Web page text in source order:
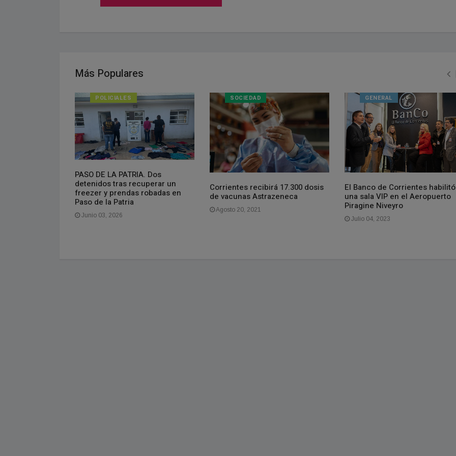
Más Populares
POLICIALES
PASO DE LA PATRIA. Dos
detenidos tras recuperar un
freezer y prendas robadas en
Paso de la Patria
Junio 03, 2026
SOCIEDAD
Corrientes recibirá 17.300 dosis
de vacunas Astrazeneca
Agosto 20, 2021
GENERAL
El Banco de Corrientes habilitó
una sala VIP en el Aeropuerto
Piragine Niveyro
Julio 04, 2023